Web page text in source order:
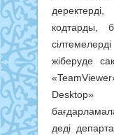
кодтарды,
жіберуде
деді